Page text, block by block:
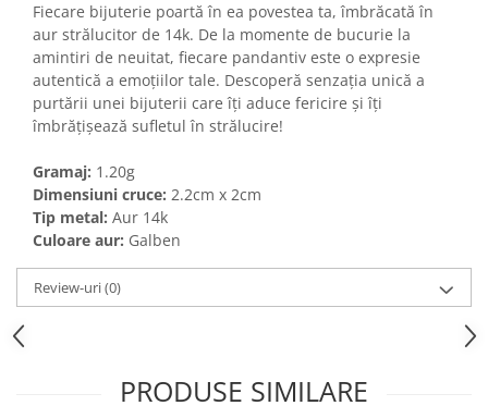
Fiecare bijuterie poartă în ea povestea ta, îmbrăcată în
aur strălucitor de 14k. De la momente de bucurie la
amintiri de neuitat, fiecare pandantiv este o expresie
autentică a emoțiilor tale. Descoperă senzația unică a
purtării unei bijuterii care îți aduce fericire și îți
îmbrățișează sufletul în strălucire!
Gramaj: 1.20g
Dimensiuni cruce: 2.2cm x 2cm
Tip metal: Aur 14k
Culoare aur: Galben
Review-uri(0)
PRODUSE SIMILARE